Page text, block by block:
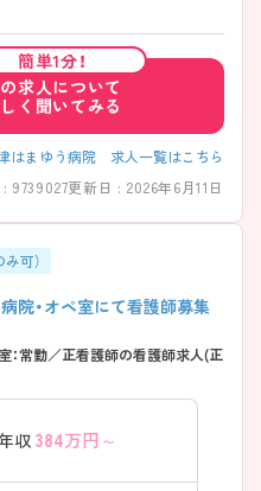
簡単1分！
求人について
く聞いてみる
はまゆう病院 求人一覧はこちら
9739027更新日 : 2026年6月11日
可）
院・オペ室にて看護師募集
常勤／正看護師の看護師求人(正
収 384万円～